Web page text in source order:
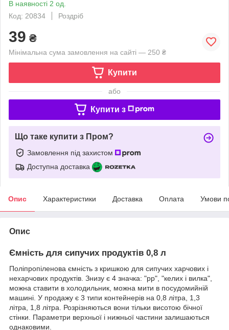
В наявності 2 од.
Код: 20834
Роздріб
39 ₴
Мінімальна сума замовлення на сайті — 250 ₴
Купити
або
Купити з
Що таке купити з Пром?
Замовлення під захистом
Доступна доставка
Опис Характеристики Доставка Оплата Умови
Опис
Ємність для сипучих продуктів 0,8 л
Поліпропіленова ємність з кришкою для сипучих харчових і
нехарчових продуктів. Знизу є 4 значка: "рр", "келих і вилка",
можна ставити в холодильник, можна мити в посудомийній
машині. У продажу є 3 типи контейнерів на 0,8 літра, 1,3
літра, 1,8 літра. Розрізняються вони тільки висотою бічної
стінки. Параметри верхньої і нижньої частини залишаються
однаковими.